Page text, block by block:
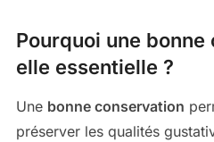
Pourquoi une
elle essentielle ?
Une bonne conservation
préserver les qualités